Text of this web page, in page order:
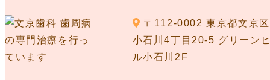
〒112-0002 東京都文京区
小石川4丁目20-5 グリーン
ル小石川2F